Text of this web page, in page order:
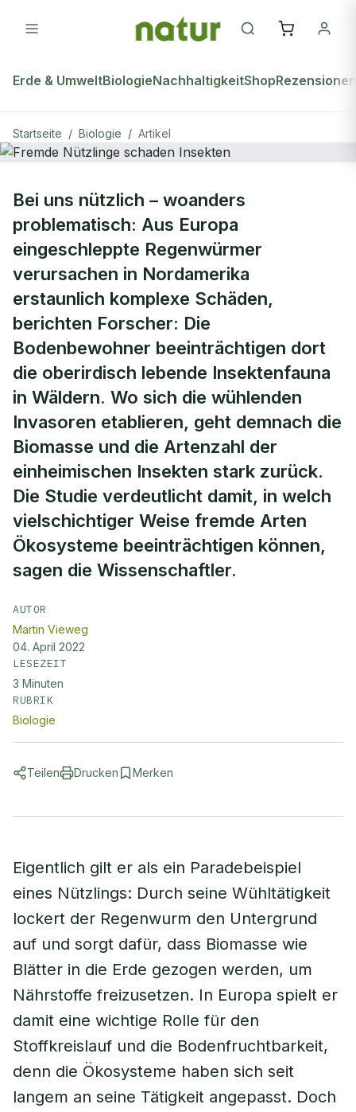
Erde & UmweltBiologieNachhaltigkeitShopRezensionen
Startseite / Biologie / Artikel
Fremde Nützlinge schaden Insekten
Bei uns nützlich – woanders
problematisch: Aus Europa
eingeschleppte Regenwürmer
verursachen in Nordamerika
erstaunlich komplexe Schäden,
berichten Forscher: Die
Bodenbewohner beeinträchtigen dort
die oberirdisch lebende Insektenfauna
in Wäldern. Wo sich die wühlenden
Invasoren etablieren, geht demnach die
Biomasse und die Artenzahl der
einheimischen Insekten stark zurück.
Die Studie verdeutlicht damit, in welch
vielschichtiger Weise fremde Arten
Ökosysteme beeinträchtigen können,
sagen die Wissenschaftler.
AUTOR
Martin Vieweg
04. April 2022
LESEZEIT
3 Minuten
RUBRIK
Biologie
Teilen Drucken Merken
Eigentlich gilt er als ein Paradebeispiel
eines Nützlings: Durch seine Wühltätigkeit
lockert der Regenwurm den Untergrund
auf und sorgt dafür, dass Biomasse wie
Blätter in die Erde gezogen werden, um
Nährstoffe freizusetzen. In Europa spielt er
damit eine wichtige Rolle für den
Stoffkreislauf und die Bodenfruchtbarkeit,
denn die Ökosysteme haben sich seit
langem an seine Tätigkeit angepasst. Doch